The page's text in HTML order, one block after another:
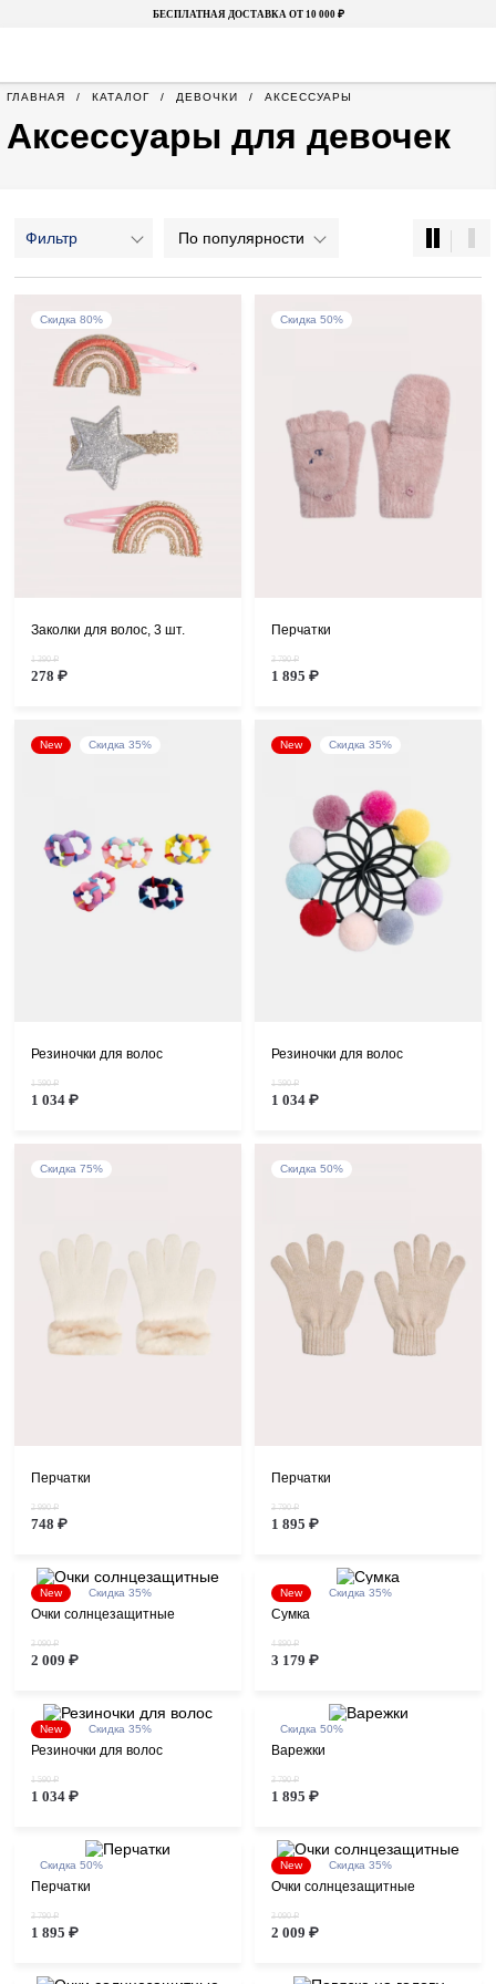
БЕСПЛАТНАЯ ДОСТАВКА ОТ 10 000 ₽
ГЛАВНАЯ КАТАЛОГ ДЕВОЧКИ АКСЕССУАРЫ
Аксессуары для девочек
Фильтр По популярности
Скидка 80%
Заколки для волос, 3 шт.
1 390 ₽
278 ₽
Скидка 50%
Перчатки
3 790 ₽
1 895 ₽
New Скидка 35%
Резиночки для волос
1 590 ₽
1 034 ₽
New Скидка 35%
Резиночки для волос
1 590 ₽
1 034 ₽
Скидка 75%
Перчатки
2 990 ₽
748 ₽
Скидка 50%
Перчатки
3 790 ₽
1 895 ₽
New Скидка 35%
Очки солнцезащитные
3 090 ₽
2 009 ₽
New Скидка 35%
Сумка
4 890 ₽
3 179 ₽
New Скидка 35%
Резиночки для волос
1 590 ₽
1 034 ₽
Скидка 50%
Варежки
3 790 ₽
1 895 ₽
Скидка 50%
Перчатки
3 790 ₽
1 895 ₽
New Скидка 35%
Очки солнцезащитные
3 090 ₽
2 009 ₽